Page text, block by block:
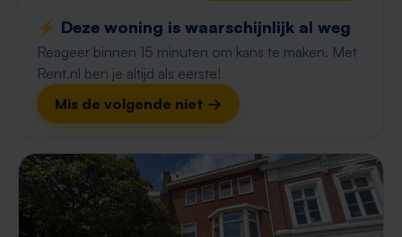
⚡️ Deze woning is waarschijnlijk al weg
Reageer binnen 15 minuten om kans te maken. Met
Rent.nl ben je altijd als eerste!
Mis de volgende niet →